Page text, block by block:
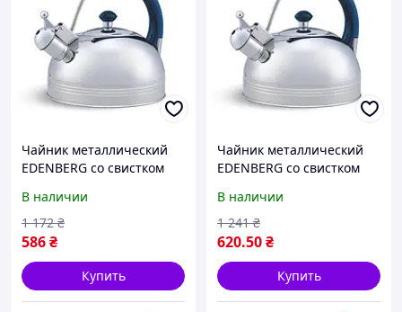
Чайник металлический
EDENBERG со свистком
блестящий корпус 3,0 л
В наличии
586₴
1 172 ₴
Купить
Чайник металлический
EDENBERG со свистком
блестящий корпус 3,5 л
EB-3560
В наличии
620.50₴
1 241 ₴
Купить